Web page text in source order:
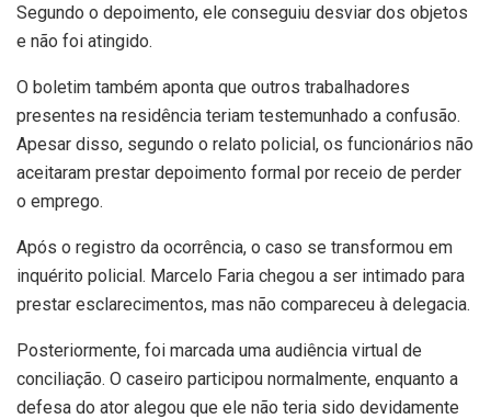
Segundo o depoimento, ele conseguiu desviar dos objetos
e não foi atingido.
O boletim também aponta que outros trabalhadores
presentes na residência teriam testemunhado a confusão.
Apesar disso, segundo o relato policial, os funcionários não
aceitaram prestar depoimento formal por receio de perder
o emprego.
Após o registro da ocorrência, o caso se transformou em
inquérito policial. Marcelo Faria chegou a ser intimado para
prestar esclarecimentos, mas não compareceu à delegacia.
Posteriormente, foi marcada uma audiência virtual de
conciliação. O caseiro participou normalmente, enquanto a
defesa do ator alegou que ele não teria sido devidamente